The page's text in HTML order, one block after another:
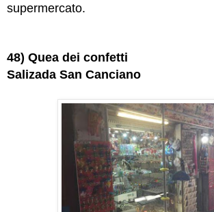
supermercato.
48) Quea dei confetti
Salizada San Canciano